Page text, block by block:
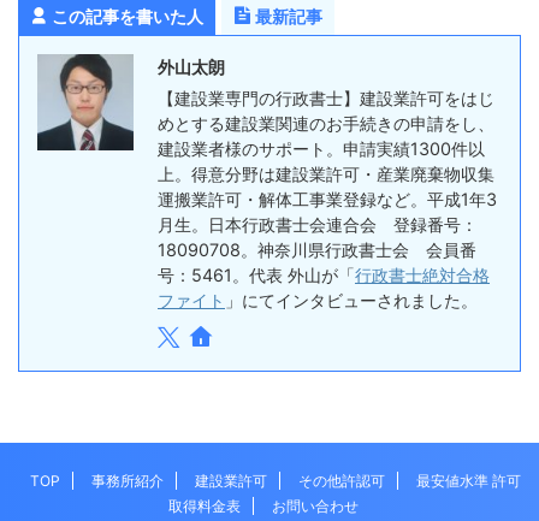
この記事を書いた人 最新記事
外山太朗
【建設業専門の行政書士】建設業許可をはじ
めとする建設業関連のお手続きの申請をし、
建設業者様のサポート。申請実績1300件以
上。得意分野は建設業許可・産業廃棄物収集
運搬業許可・解体工事業登録など。平成1年3
月生。日本行政書士会連合会 登録番号：
18090708。神奈川県行政書士会 会員番
号：5461。代表 外山が「行政書士絶対合格
ファイト 」にてインタビューされました。
TOP 事務所紹介 建設業許可 その他許認可
最安値水準 許可
取得料金表
お問い合わせ